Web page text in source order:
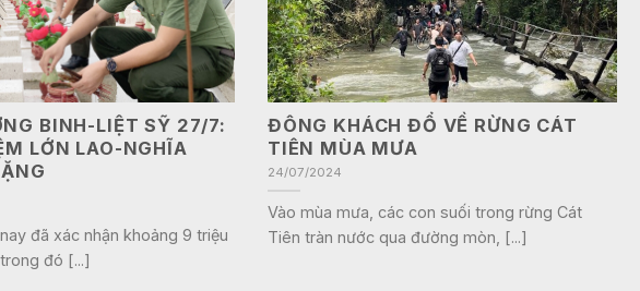
BINH-LIỆT SỸ 27/7:
LỚN LAO-NGHĨA
đã xác nhận khoảng 9 triệu
đó [...]
ĐÔNG KHÁCH ĐỔ VỀ RỪNG CÁT
TIÊN MÙA MƯA
24/07/2024
Vào mùa mưa, các con suối trong rừng Cát
Tiên tràn nước qua đường mòn, [...]